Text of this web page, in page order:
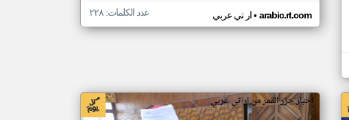
ار تي عربي• arabic.rt.com عدد الكلمات: ٢٢٨
اخبار جزر القمر من ار تي عربي